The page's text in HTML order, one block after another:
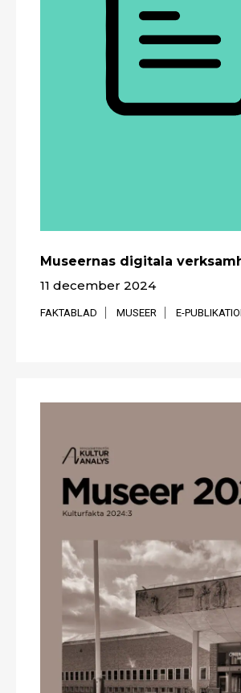
Museernas digitala
11 december 2024
FAKTABLAD MUSEER E-